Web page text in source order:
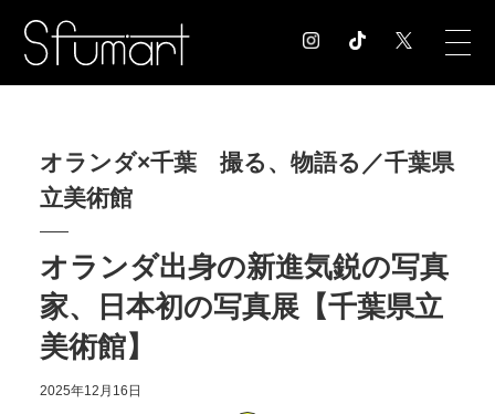
COLUMN コラム記事
EXHIBITION
MUSEUM 美術館情報
NEWS
CONTACT
オランダ×千葉 撮る、物語る／千葉県
立美術館
オランダ出身の新進気鋭の写真
家、日本初の写真展【千葉県立
美術館】
2025年12月16日